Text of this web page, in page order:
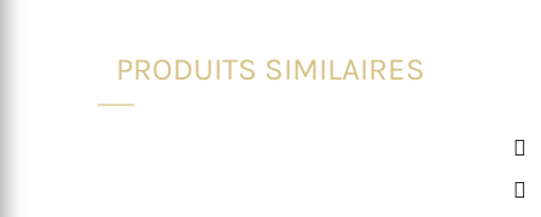
PRODUITS SIMILAIRES